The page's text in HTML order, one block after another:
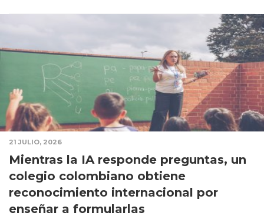
21 JULIO, 2026
Mientras la IA responde preguntas, un
colegio colombiano obtiene
reconocimiento internacional por
enseñar a formularlas